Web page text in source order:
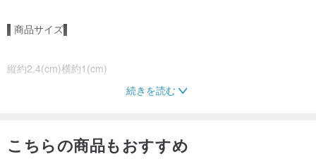
▌商品サイズ▌
縦約2.4(cm)横約1(cm)
収納ファスナー袋、アルコールパッド、シリコーンパッド付き。
続きを読む
こちらの商品もおすすめ